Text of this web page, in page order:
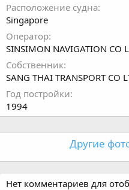
Расположение судна
Singapore
Оператор
SINSIMON NAVIGATION CO
Собственник
SANG THAI TRANSPORT CO
Год постройки
1994
Другие
Нет комментариев для